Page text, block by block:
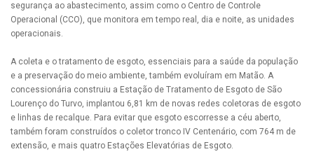
segurança ao abastecimento, assim como o Centro de Controle
Operacional (CCO), que monitora em tempo real, dia e noite, as unidades
operacionais.
A coleta e o tratamento de esgoto, essenciais para a saúde da população
e a preservação do meio ambiente, também evoluíram em Matão. A
concessionária construiu a Estação de Tratamento de Esgoto de São
Lourenço do Turvo, implantou 6,81 km de novas redes coletoras de esgoto
e linhas de recalque. Para evitar que esgoto escorresse a céu aberto,
também foram construídos o coletor tronco IV Centenário, com 764 m de
extensão, e mais quatro Estações Elevatórias de Esgoto.